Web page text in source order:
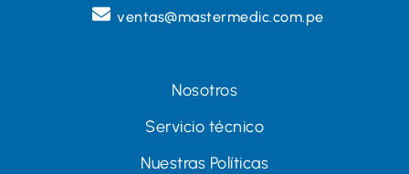
ventas@mastermedic.com.pe
Nosotros
Servicio técnico
Nuestras Políticas